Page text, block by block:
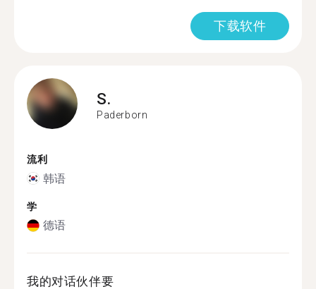
下载软件
S.
Paderborn
流利
韩语
学
德语
我的对话伙伴要